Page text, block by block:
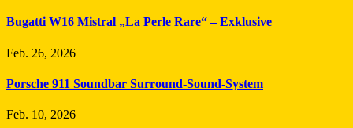
Bugatti W16 Mistral „La Perle Rare“ – Exklusive
Feb. 26, 2026
Porsche 911 Soundbar Surround-Sound-System
Feb. 10, 2026